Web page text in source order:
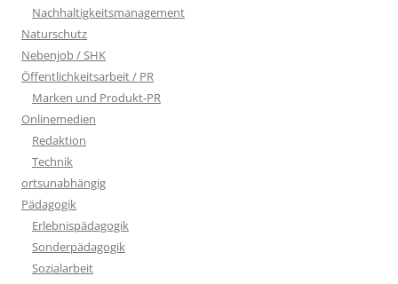
Nachhaltigkeitsmanagement
Naturschutz
Nebenjob / SHK
Öffentlichkeitsarbeit / PR
Marken und Produkt-PR
Onlinemedien
Redaktion
Technik
ortsunabhängig
Pädagogik
Erlebnispädagogik
Sonderpädagogik
Sozialarbeit